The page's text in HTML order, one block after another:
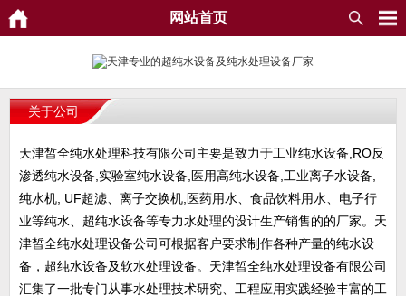
网站首页
关于公司
天津皙全纯水处理科技有限公司主要是致力于工业纯水设备,RO反
渗透纯水设备,实验室纯水设备,医用高纯水设备,工业离子水设备,
纯水机, UF超滤、离子交换机,医药用水、食品饮料用水、电子行
业等纯水、超纯水设备等专力水处理的设计生产销售的的厂家。天
津皙全纯水处理设备公司可根据客户要求制作各种产量的纯水设
备，超纯水设备及软水处理设备。天津皙全纯水处理设备有限公司
汇集了一批专门从事水处理技术研究、工程应用实践经验丰富的工